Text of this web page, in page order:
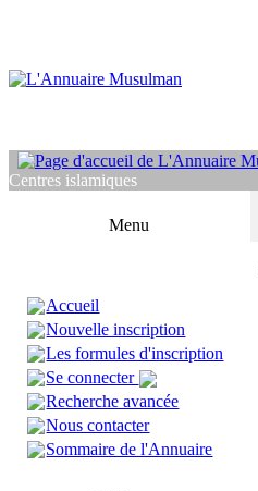
Centres islamiques
Menu
Accueil
Nouvelle inscription
Les formules d'inscription
Se connecter
Recherche avancée
Nous contacter
Sommaire de l'Annuaire